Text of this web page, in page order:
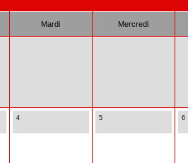
Mardi Mercredi
4 5 6